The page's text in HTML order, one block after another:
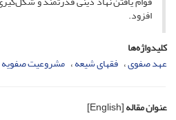
افزود.
کلیدواژه‌ها
عهد صفوی فقهای شیعه مشروعیت صفویه
عنوان مقاله[English]